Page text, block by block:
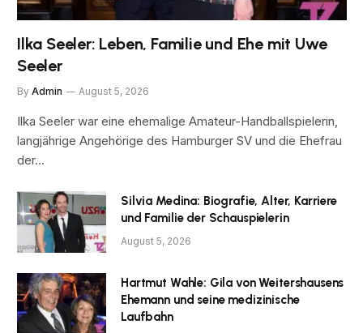
Ilka Seeler: Leben, Familie und Ehe mit Uwe
Seeler
By Admin August 5, 2026
Ilka Seeler war eine ehemalige Amateur-Handballspielerin,
langjährige Angehörige des Hamburger SV und die Ehefrau
der…
Silvia Medina: Biografie, Alter, Karriere
und Familie der Schauspielerin
August 5, 2026
Hartmut Wahle: Gila von Weitershausens
Ehemann und seine medizinische
Laufbahn